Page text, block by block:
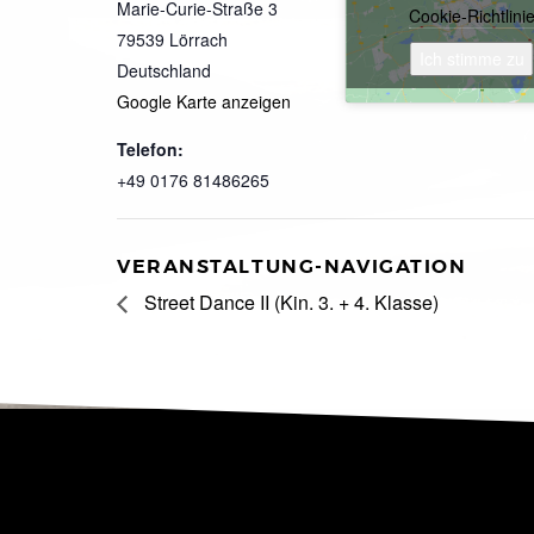
Marie-Curie-Straße 3
79539 Lörrach
Deutschland
Google Karte anzeigen
Telefon:
+49 0176 81486265
Cookie-Richtlinie
VERANSTALTUNG-NAVIGATION
Street Dance II (Kin. 3. + 4. Klasse)